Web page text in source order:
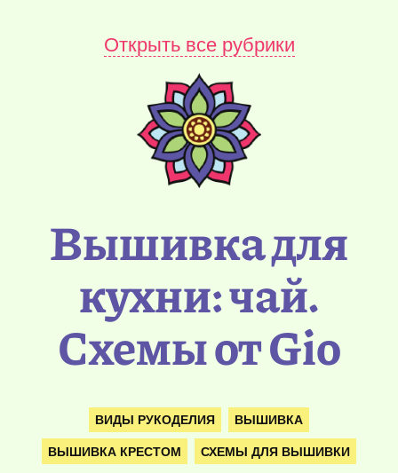
Открыть все рубрики
Вышивка для
кухни: чай.
Схемы от Gio
ВИДЫ РУКОДЕЛИЯ ВЫШИВКА
ВЫШИВКА КРЕСТОМ СХЕМЫ ДЛЯ ВЫШИВКИ